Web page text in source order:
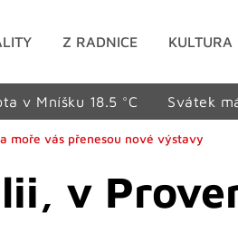
Z RADNICE KULTURA
v Mníšku 18.5 °C Svátek
moře vás přenesou nové výstavy
v